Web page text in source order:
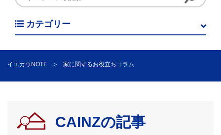
カテゴリー
イエカウNOTE ＞ 家に関するお役立ちコラム
CAINZの記事